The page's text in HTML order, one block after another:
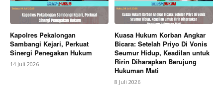
Kapolres Pekalongan
Sambangi Kejari, Perkuat
Sinergi Penegakan Hukum
14 Juli 2026
Kuasa Hukum Korban Angkar
Bicara: Setelah Priyo Di Vonis
Seumur Hidup, Keadilan untuk
Ririn Diharapkan Berujung
Hukuman Mati
8 Juli 2026